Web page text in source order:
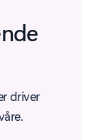
driver